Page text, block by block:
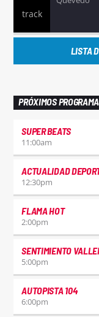
LISTA
PRÓXIMOS
SUPER BEATS
11:00am
ACTUALIDAD
12:30pm
FLAMA HOT
2:00pm
SENTIMIENTO
5:00pm
AUTOPISTA 104
6:00pm